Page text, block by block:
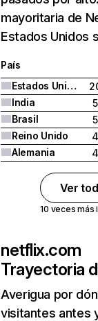
mayoritaria de
Estados Unidos
País
Estados Unidos
India
Brasil
Reino Unido
Alemania
Ver
10 veces más
netflix.com
Trayectoria
Averigua por
visitantes antes